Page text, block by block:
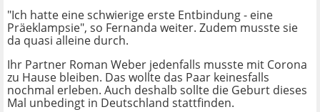
"Ich hatte eine schwierige erste Entbindung - eine
Präeklampsie", so Fernanda weiter. Zudem musste sie
da quasi alleine durch.
Ihr Partner Roman Weber jedenfalls musste mit Corona
zu Hause bleiben. Das wollte das Paar keinesfalls
nochmal erleben. Auch deshalb sollte die Geburt dieses
Mal unbedingt in Deutschland stattfinden.